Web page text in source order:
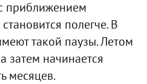
приближением
полегче. В
такой паузы. Летом
затем начинается
месяцев.